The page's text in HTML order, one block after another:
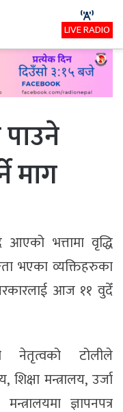
LIVE RADIO
माग
भत्तामा वृद्धि
भएका व्यक्तिहरुका
आज ११ वुदेँ
टोलीले
शिक्षा मन्त्रालय, उर्जा
ज्ञापनपत्र